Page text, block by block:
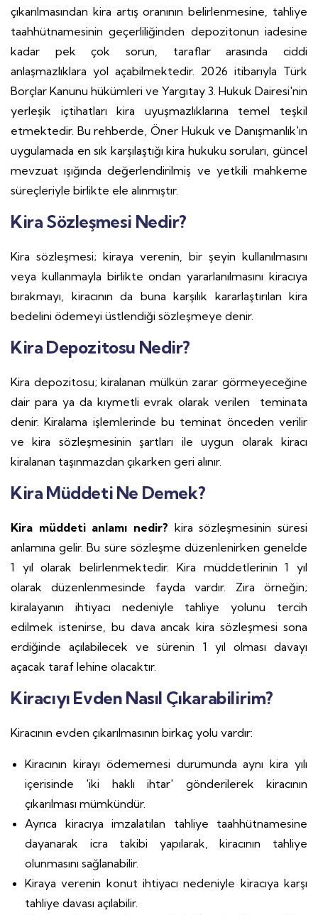
çıkarılmasından kira artış oranının belirlenmesine, tahliye
taahhütnamesinin geçerliliğinden depozitonun iadesine
kadar pek çok sorun, taraflar arasında ciddi
anlaşmazlıklara yol açabilmektedir. 2026 itibarıyla Türk
Borçlar Kanunu hükümleri ve Yargıtay 3. Hukuk Dairesi'nin
yerleşik içtihatları kira uyuşmazlıklarına temel teşkil
etmektedir. Bu rehberde, Öner Hukuk ve Danışmanlık'ın
uygulamada en sık karşılaştığı kira hukuku soruları, güncel
mevzuat ışığında değerlendirilmiş ve yetkili mahkeme
süreçleriyle birlikte ele alınmıştır.
Kira Sözleşmesi Nedir?
Kira sözleşmesi; kiraya verenin, bir şeyin kullanılmasını
veya kullanmayla birlikte ondan yararlanılmasını kiracıya
bırakmayı, kiracının da buna karşılık kararlaştırılan kira
bedelini ödemeyi üstlendiği sözleşmeye denir.
Kira Depozitosu Nedir?
Kira depozitosu; kiralanan mülkün zarar görmeyeceğine
dair para ya da kıymetli evrak olarak verilen teminata
denir. Kiralama işlemlerinde bu teminat önceden verilir
ve kira sözleşmesinin şartları ile uygun olarak kiracı
kiralanan taşınmazdan çıkarken geri alınır.
Kira Müddeti Ne Demek?
Kira müddeti anlamı nedir? kira sözleşmesinin süresi
anlamına gelir. Bu süre sözleşme düzenlenirken genelde
1 yıl olarak belirlenmektedir. Kira müddetlerinin 1 yıl
olarak düzenlenmesinde fayda vardır. Zira örneğin;
kiralayanın ihtiyacı nedeniyle tahliye yolunu tercih
edilmek istenirse, bu dava ancak kira sözleşmesi sona
erdiğinde açılabilecek ve sürenin 1 yıl olması davayı
açacak taraf lehine olacaktır.
Kiracıyı Evden Nasıl Çıkarabilirim?
Kiracının evden çıkarılmasının birkaç yolu vardır:
Kiracının kirayı ödememesi durumunda aynı kira yılı
içerisinde 'iki haklı ihtar' gönderilerek kiracının
çıkarılması mümkündür.
Ayrıca kiracıya imzalatılan tahliye taahhütnamesine
dayanarak icra takibi yapılarak, kiracının tahliye
olunmasını sağlanabilir.
Kiraya verenin konut ihtiyacı nedeniyle kiracıya karşı
tahliye davası açılabilir.